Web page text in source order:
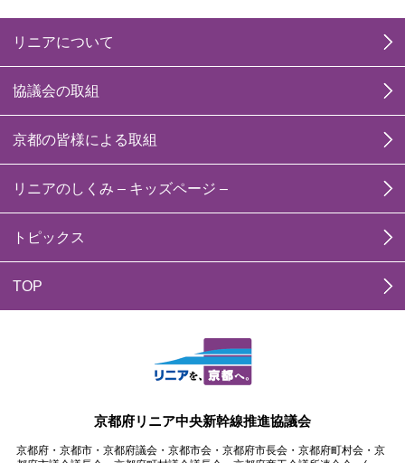
リニアについて
協議会の取組
京都の皆様による取組
リニアのしくみ – キッズページ –
トピックス
TOP
京都府リニア中央新幹線推進協議会
京都府・京都市・京都府議会・京都市会・京都府市長会・京都府町村会・京